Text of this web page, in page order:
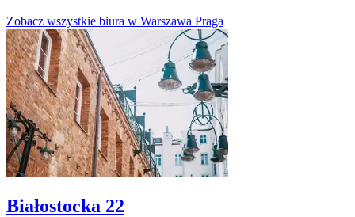
Zobacz wszystkie biura w Warszawa Praga
Białostocka 22